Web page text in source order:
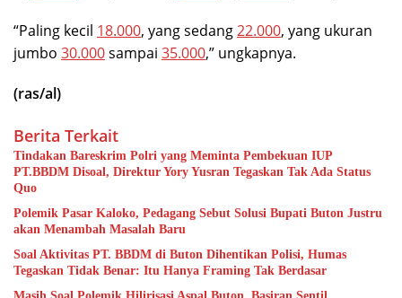
“Paling kecil 18.000, yang sedang22.000, yang ukuran
jumbo 30.000sampai 35.000,” ungkapnya.
(ras/al)
Berita Terkait
Tindakan Bareskrim Polri yang Meminta Pembekuan IUP
PT.BBDM Disoal, Direktur Yory Yusran Tegaskan Tak Ada Status
Quo
Polemik Pasar Kaloko, Pedagang Sebut Solusi Bupati Buton Justru
akan Menambah Masalah Baru
Soal Aktivitas PT. BBDM di Buton Dihentikan Polisi, Humas
Tegaskan Tidak Benar: Itu Hanya Framing Tak Berdasar